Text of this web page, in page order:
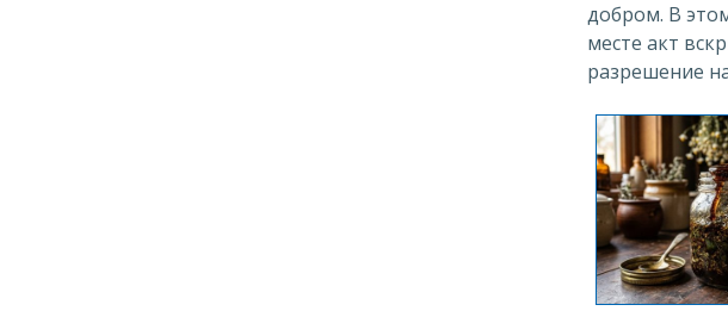
добром. В
месте акт
разрешение